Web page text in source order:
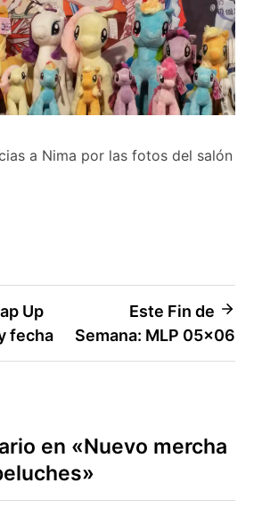
a Nima por las fotos del salón
Up
fecha
Este Fin de
Semana: MLP 05×06
en «Nuevo mercha
»